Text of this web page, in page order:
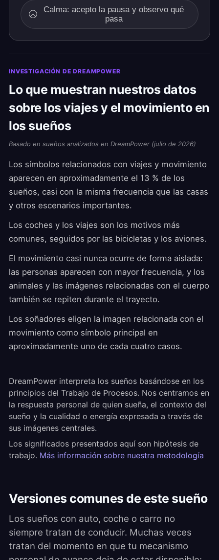
Calma: acepto la pausa y observo qué
pasa
INVESTIGACIÓN DE DREAMPOWER
Lo que muestran nuestros datos
sobre los viajes y el movimiento en
los sueños
Basado en sueños analizados en DreamPower (julio de 2026)
Los símbolos relacionados con viajes y movimiento
aparecen en aproximadamente el 13 % de los
sueños, casi con la misma frecuencia que las casas
y otros escenarios importantes.
Los coches y los viajes son los motivos más
comunes, seguidos por las bicicletas y los aviones.
El movimiento casi nunca ocurre de forma aislada:
las personas aparecen con mayor frecuencia, y los
animales y las imágenes relacionadas con el cuerpo
también se repiten durante el trayecto.
Los soñadores eligen la imagen relacionada con el
movimiento como símbolo principal en
aproximadamente uno de cada cuatro casos.
DreamPower interpreta los sueños basándose en los
principios del Trabajo de Procesos. Nos centramos en
la respuesta personal de quien sueña, el contexto del
sueño y la cualidad o energía expresada a través de
sus imágenes centrales.
Los significados presentados aquí son hipótesis de
trabajo. Más información sobre nuestra metodología
Versiones comunes de este sueño
Los sueños con auto, coche o carro no
siempre tratan de conducir. Muchas veces
tratan del momento en que tu mecanismo